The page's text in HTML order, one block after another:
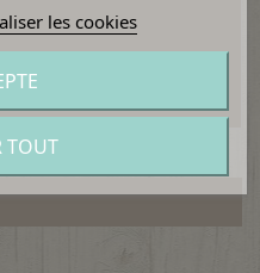
les cookies
TOUT